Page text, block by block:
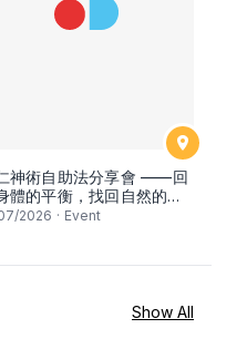
仁神術自助法分享會 ——回
體的平衡，找回自然的睡
呼吸
2026 · Event
Show All